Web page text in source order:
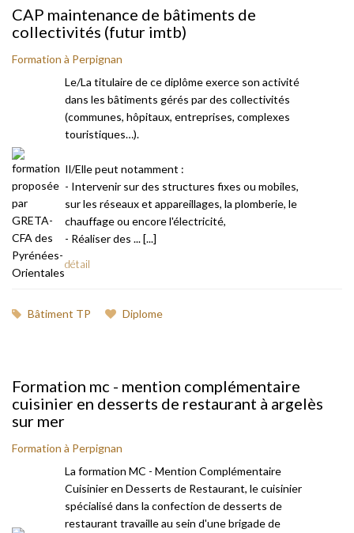
CAP maintenance de bâtiments de
collectivités (futur imtb)
Formation à Perpignan
Le/La titulaire de ce diplôme exerce son activité
dans les bâtiments gérés par des collectivités
(communes, hôpitaux, entreprises, complexes
touristiques…).
Il/Elle peut notamment :
- Intervenir sur des structures fixes ou mobiles,
sur les réseaux et appareillages, la plomberie, le
chauffage ou encore l'électricité,
- Réaliser des ... [...]
détail
Bâtiment TP Diplome
Formation mc - mention complémentaire
cuisinier en desserts de restaurant à argelès
sur mer
Formation à Perpignan
La formation MC - Mention Complémentaire
Cuisinier en Desserts de Restaurant, le cuisinier
spécialisé dans la confection de desserts de
restaurant travaille au sein d'une brigade de